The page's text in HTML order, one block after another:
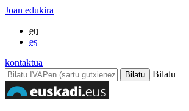
Joan edukira
eu
es
kontaktua
Bilatu